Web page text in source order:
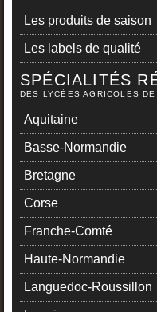
Les produits de saison
Les labels de qualité
SPÉCIALITÉS
DES LYCÉES AGRICOLES DE
Aquitaine
Basse-Normandie
Bretagne
Corse
Franche-Comté
Haute-Normandie
Languedoc-Roussillon